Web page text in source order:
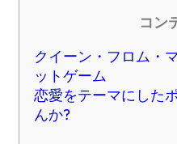
コン
クイーン・フロム・
ットゲーム
恋愛をテーマにした
んか?